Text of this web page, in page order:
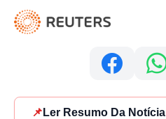
📌 Ler Resumo Da Notícia